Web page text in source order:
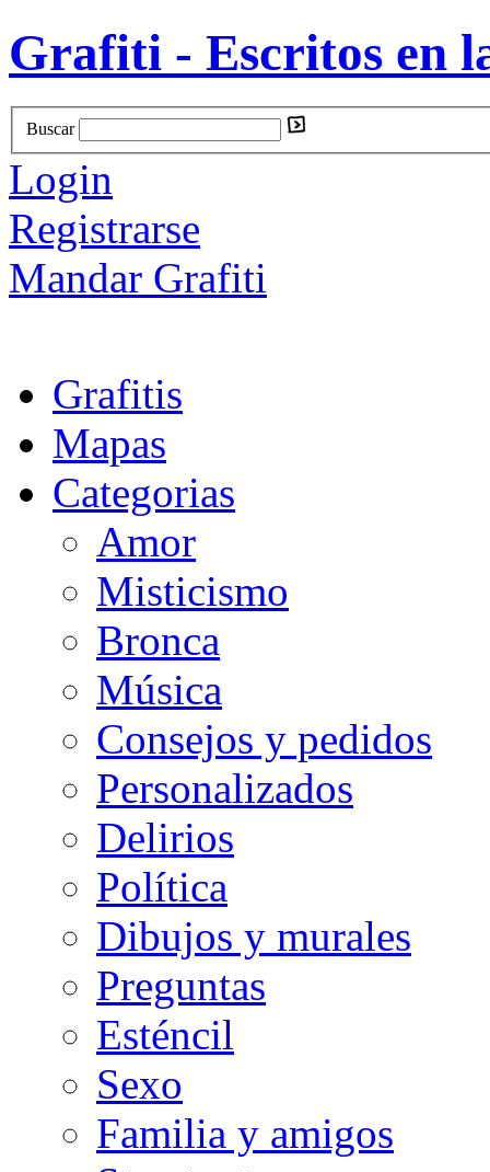
Grafiti - Escritos en
Buscar
Login
Registrarse
Mandar Grafiti
Grafitis
Mapas
Categorias
Amor
Misticismo
Bronca
Música
Consejos y pedidos
Personalizados
Delirios
Política
Dibujos y murales
Preguntas
Esténcil
Sexo
Familia y amigos